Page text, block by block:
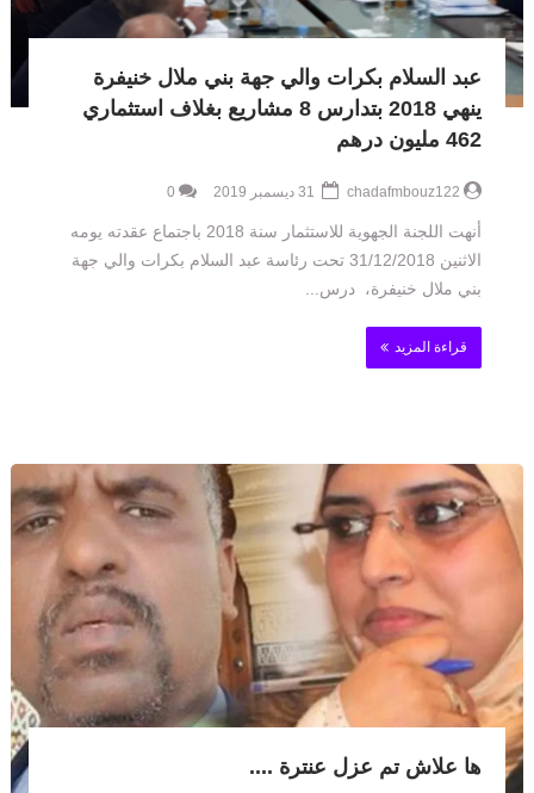
عبد السلام بكرات والي جهة بني ملال خنيفرة
ينهي 2018 بتدارس 8 مشاريع بغلاف استثماري
462 مليون درهم
chadafmbouz122
0
أنهت اللجنة الجهوية للاستثمار سنة 2018 باجتماع عقدته يومه
الاثنين 31/12/2018 تحت رئاسة عبد السلام بكرات والي جهة
بني ملال خنيفرة، درس...
قراءة المزيد
ها علاش تم عزل عنترة ....